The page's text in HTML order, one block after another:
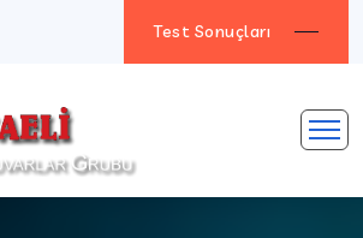
Test Sonuçları